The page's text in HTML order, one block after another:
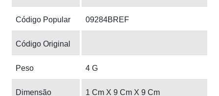
Código Popular 09284BREF
Código Original
Peso 4 G
Dimensão 1 Cm X 9 Cm X 9 Cm